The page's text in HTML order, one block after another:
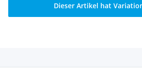
Dieser Artikel hat